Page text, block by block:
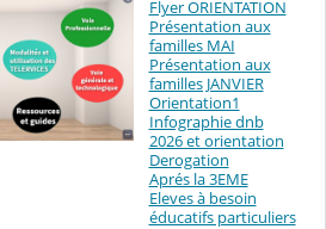
Flyer ORIENTATION
Présentation aux
familles MAI
Présentation aux
familles JANVIER
Orientation1
Infographie dnb
2026 et orientation
Derogation
Aprés la 3EME
Eleves à besoin
éducatifs particuliers